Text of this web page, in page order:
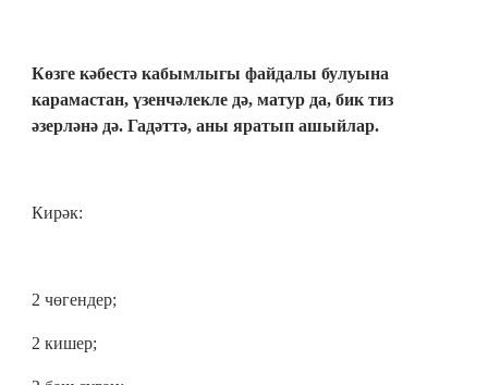
Көзге кәбестә кабымлыгы файдалы булуына
карамастан, үзенчәлекле дә, матур да, бик тиз
әзерләнә дә. Гадәттә, аны яратып ашыйлар.
Кирәк:
2 чөгендер;
2 кишер;